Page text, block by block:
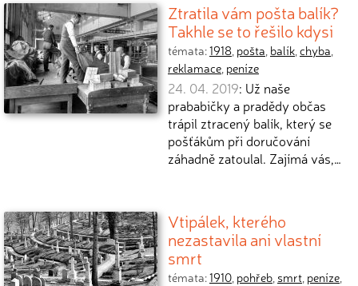
Ztratila vám pošta balík?
Takhle se to řešilo kdysi
témata:1918, pošta, balík,chyba,
reklamace, peníze
24. 04. 2019: Už naše
prababičky a pradědy občas
trápil ztracený balík, který se
pošťákům při doručování
záhadně zatoulal. Zajímá vás,…
Vtipálek, kterého
nezastavila ani vlastní
smrt
témata:1910, pohřeb, smrt, peníze,